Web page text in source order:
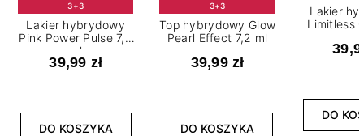
3+3
Lakier hybrydowy
Pink Power Pulse 7,2
ml
39,99 zł
DO KOSZYKA
3+3
Top hybrydowy Glow
Pearl Effect 7,2 ml
39,99 zł
DO KOSZYKA
Lakier
Limitless
DO